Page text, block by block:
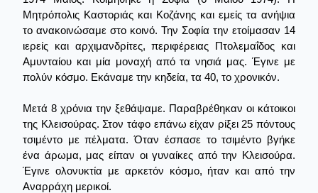
Μητρόπολις Καστοριάς και Κοζάνης και εμείς τα ανήψια
το ανακοινώσαμε στο κοινό. Την Σοφία την ετοίμασαν 14
ιερείς και αρχιμανδρίτες, περιφέρειας Πτολεμαΐδος και
Αμυνταίου και μία μοναχή από τα νησιά μας. Έγινε με
πολύν κόσμο. Εκάναμε την κηδεία, τα 40, το χρονικόν.
Μετά 8 χρόνια την ξεθάψαμε. Παραβρέθηκαν οι κάτοικοι
της Κλεισούρας. Στον τάφο επάνω είχαν ρίξει 25 πόντους
τσιμέντο με πέλματα. Όταν έσπασε το τσιμέντο βγήκε
ένα άρωμα, μας είπαν οι γυναίκες από την Κλεισούρα.
Έγινε ολονυκτία με αρκετόν κόσμο, ήταν και από την
Αναρράχη μερικοί.